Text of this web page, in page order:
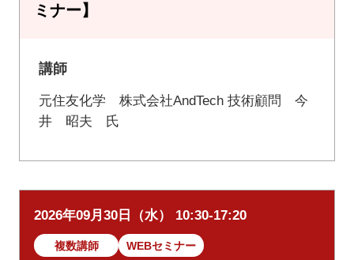
ミナー】
講師
元住友化学 株式会社AndTech 技術顧問 今
井 昭夫 氏
2026年09月30日（水） 10:30-17:20
複数講師 WEBセミナー